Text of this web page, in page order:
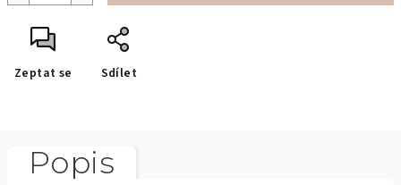
Zeptat se Sdílet
Popis